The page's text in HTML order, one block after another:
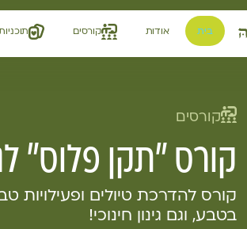
בית אודות קורסים
קורסים
קורס "תקן פלוס"
קורס להדרכת טיולים
בטבע, וגם גינון חינוכי!